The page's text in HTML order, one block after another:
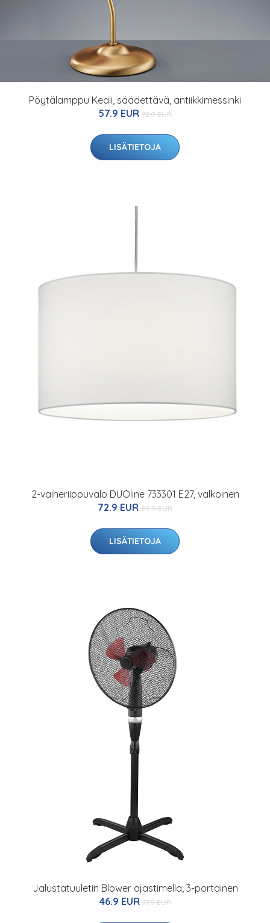
Pöytälamppu Keali, säädettävä, antiikkimessinki
57.9 EUR 72.9 EUR
LISÄTIETOJA
2-vaiheriippuvalo DUOline 733301 E27, valkoinen
72.9 EUR 89.9 EUR
LISÄTIETOJA
Jalustatuuletin Blower ajastimella, 3-portainen
46.9 EUR 77.9 EUR